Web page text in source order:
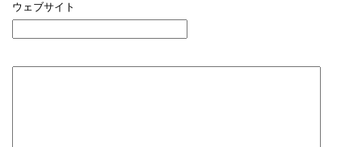
ウェブサイト